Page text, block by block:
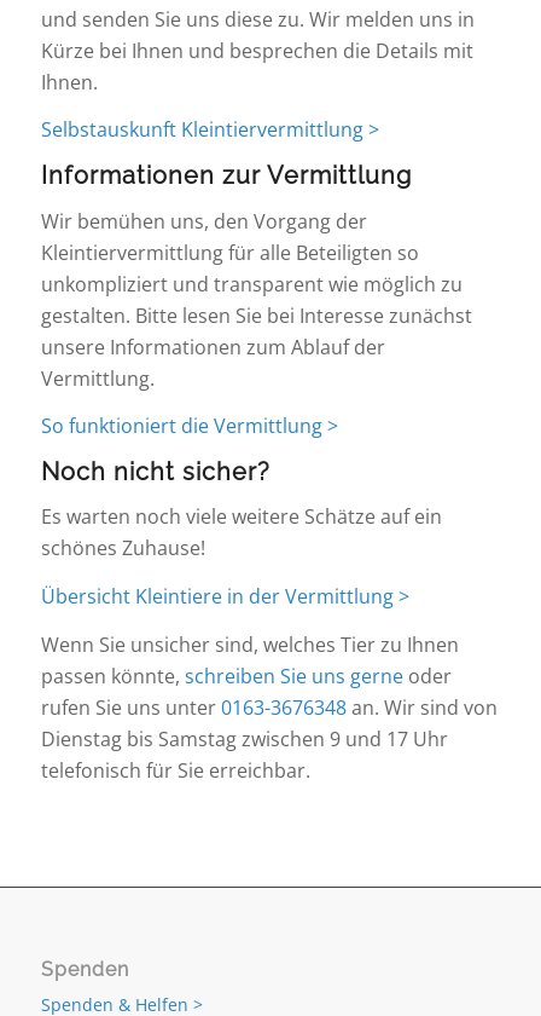
und senden Sie uns diese zu. Wir melden uns in
Kürze bei Ihnen und besprechen die Details mit
Ihnen.
Selbstauskunft Kleintiervermittlung >
Informationen zur Vermittlung
Wir bemühen uns, den Vorgang der
Kleintiervermittlung für alle Beteiligten so
unkompliziert und transparent wie möglich zu
gestalten. Bitte lesen Sie bei Interesse zunächst
unsere Informationen zum Ablauf der
Vermittlung.
So funktioniert die Vermittlung >
Noch nicht sicher?
Es warten noch viele weitere Schätze auf ein
schönes Zuhause!
Übersicht Kleintiere in der Vermittlung >
Wenn Sie unsicher sind, welches Tier zu Ihnen
passen könnte, schreiben Sie uns gerneoder
rufen Sie uns unter0163-3676348an. Wir sind von
Dienstag bis Samstag zwischen 9 und 17 Uhr
telefonisch für Sie erreichbar.
Spenden
Spenden & Helfen >